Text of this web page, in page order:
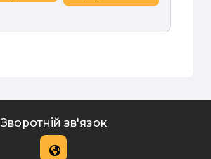
Зворотній зв'язок